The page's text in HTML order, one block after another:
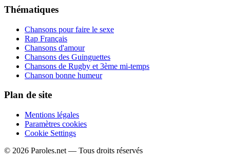
Thématiques
Chansons pour faire le sexe
Rap Français
Chansons d'amour
Chansons des Guinguettes
Chansons de Rugby et 3ème mi-temps
Chanson bonne humeur
Plan de site
Mentions légales
Paramètres cookies
Cookie Settings
© 2026 Paroles.net — Tous droits réservés